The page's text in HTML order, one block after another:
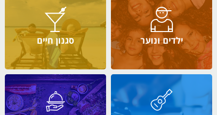
ילדים ונוער סגנון חיים